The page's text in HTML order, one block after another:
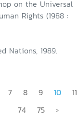
on the Universal
Rights (1988 :
Nations, 1989.
7 8 9 10 11
74
75 ›